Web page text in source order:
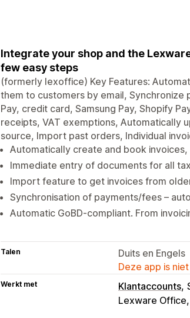
Integrate your shop and the
few easy steps
(formerly lexoffice) Key Features:
them to customers by email, Synchronize
Pay, credit card, Samsung Pay, Shopify
receipts, VAT exemptions, Automatically
source, Import past orders, Individual
Automatically create and book
Immediate entry of documents for all
Import feature to get invoices from
Synchronisation of payments/fees –
Automatic GoBD-compliant. From
Talen
Duits en Engels
Deze app is
Werkt met Klantaccounts
Lexware Office